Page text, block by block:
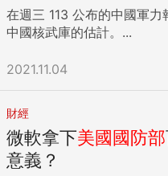
在週三 113 公布的中國軍力
中國核武庫的估計。...
2021.11.04
財經
微軟拿下美國國防部
意義？